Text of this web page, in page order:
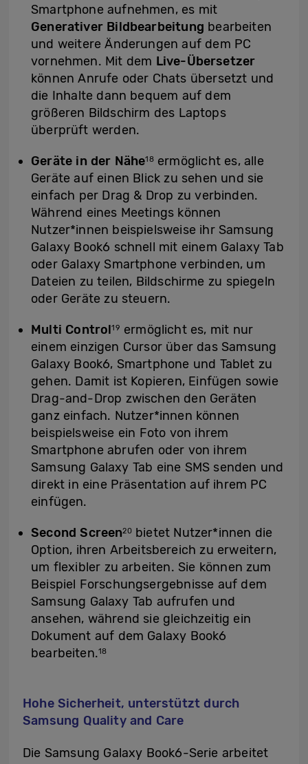
Smartphone aufnehmen, es mit
Generativer Bildbearbeitung bearbeiten
und weitere Änderungen auf dem PC
vornehmen. Mit dem Live-Übersetzer
können Anrufe oder Chats übersetzt und
die Inhalte dann bequem auf dem
größeren Bildschirm des Laptops
überprüft werden.
Geräte in der Nähe18ermöglicht es, alle
Geräte auf einen Blick zu sehen und sie
einfach per Drag & Drop zu verbinden.
Während eines Meetings können
Nutzer*innen beispielsweise ihr Samsung
Galaxy Book6 schnell mit einem Galaxy Tab
oder Galaxy Smartphone verbinden, um
Dateien zu teilen, Bildschirme zu spiegeln
oder Geräte zu steuern.
Multi Control19 ermöglicht es, mit nur
einem einzigen Cursor über das Samsung
Galaxy Book6, Smartphone und Tablet zu
gehen. Damit ist Kopieren, Einfügen sowie
Drag-and-Drop zwischen den Geräten
ganz einfach. Nutzer*innen können
beispielsweise ein Foto von ihrem
Smartphone abrufen oder von ihrem
Samsung Galaxy Tab eine SMS senden und
direkt in eine Präsentation auf ihrem PC
einfügen.
Second Screen20bietet Nutzer*innen die
Option, ihren Arbeitsbereich zu erweitern,
um flexibler zu arbeiten. Sie können zum
Beispiel Forschungsergebnisse auf dem
Samsung Galaxy Tab aufrufen und
ansehen, während sie gleichzeitig ein
Dokument auf dem Galaxy Book6
bearbeiten.18
Hohe Sicherheit, unterstützt durch
Samsung Quality and Care
Die Samsung Galaxy Book6-Serie arbeitet